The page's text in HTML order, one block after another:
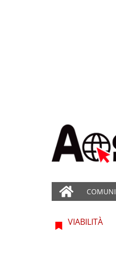
COMUNI
VIABILITÀ